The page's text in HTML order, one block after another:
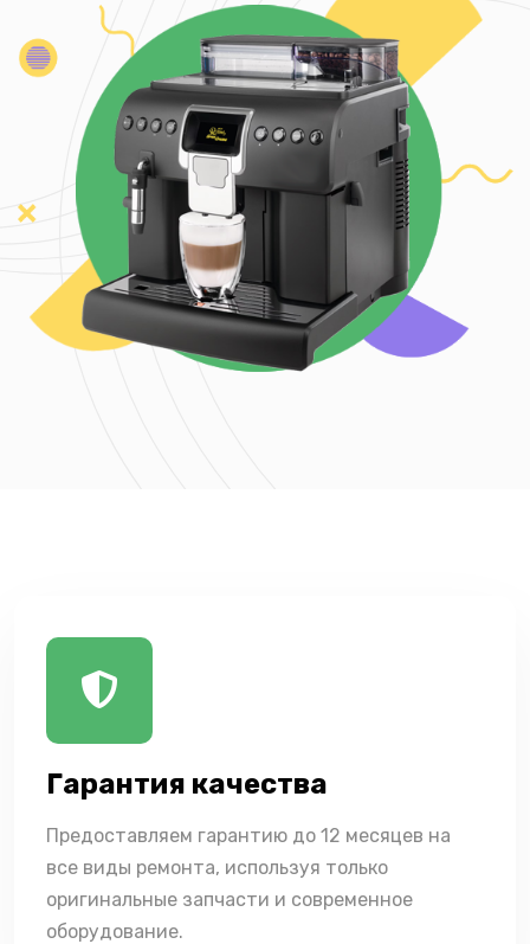
Гарантия качества
Предоставляем гарантию до 12 месяцев на
все виды ремонта, используя только
оригинальные запчасти и современное
оборудование.